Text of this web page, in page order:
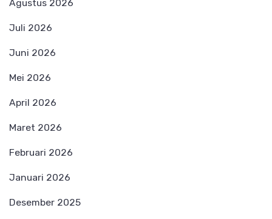
Agustus 2026
Juli 2026
Juni 2026
Mei 2026
April 2026
Maret 2026
Februari 2026
Januari 2026
Desember 2025